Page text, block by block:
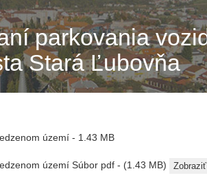
parkovania
Stará Ľubovňa
území - 1.43 MB
území Súbor pdf - (1.43 MB) Zobraziť